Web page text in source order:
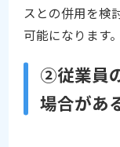
スとの併用を検
可能になります。
②従業員
場合があ